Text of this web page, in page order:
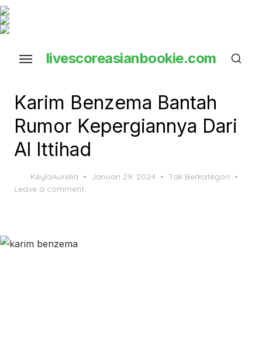
Skip
to
content
livescoreasianbookie.com
Karim Benzema Bantah
Rumor Kepergiannya Dari
Al Ittihad
KeylaAurelia
Posted
Januari 29, 2024
Tak Berkategori
Leave a comment